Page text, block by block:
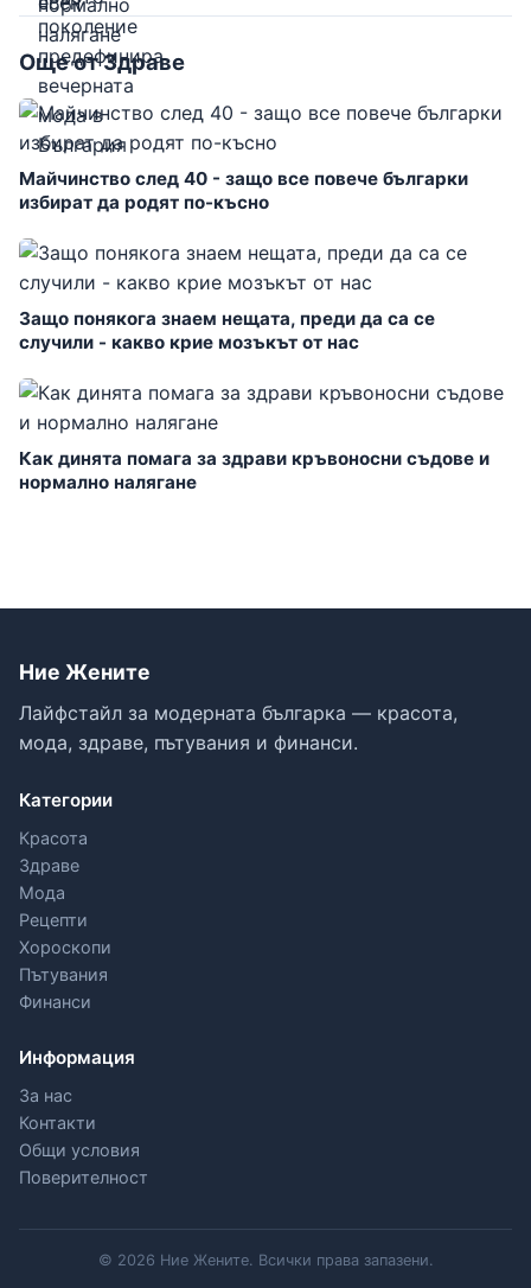
Още от Здраве
Майчинство след 40 - защо все повече българки
избират да родят по-късно
Защо понякога знаем нещата, преди да са се
случили - какво крие мозъкът от нас
Как динята помага за здрави кръвоносни съдове и
нормално налягане
Ние Жените
Лайфстайл за модерната българка — красота,
мода, здраве, пътувания и финанси.
Категории
Красота
Здраве
Мода
Рецепти
Хороскопи
Пътувания
Финанси
Информация
За нас
Контакти
Общи условия
Поверителност
© 2026 Ние Жените. Всички права запазени.